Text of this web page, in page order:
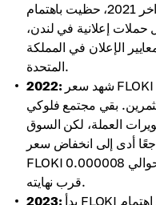
التداول بجزء من السنت. وفي أواخر 2021، حظيت باهتمام
من خلال حملات إعلانية في لندن،
الإعلان في المملكة
المتحدة.
2022:
بقي مجتمع فلوكي
العملة، لكن السوق
أدى إلى انخفاض سعر
FLOKI من 0.0001 دولار بداية العام إلى حوالي 0.000008
قرب نهايته.
2023: